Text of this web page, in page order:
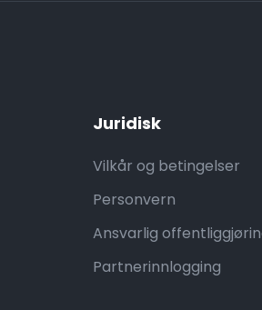
Juridisk
Vilkår og betingelser
Personvern
Ansvarlig
Partnerinnlogging